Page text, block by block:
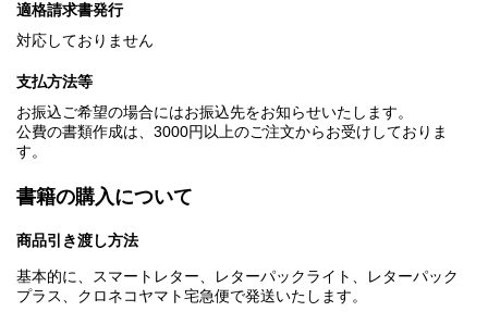
適格請求書発行
対応しておりません
支払方法等
お振込ご希望の場合にはお振込先をお知らせいたします。
公費の書類作成は、3000円以上のご注文からお受けしておりま
す。
書籍の購入について
商品引き渡し方法
基本的に、スマートレター、レターパックライト、レターパック
プラス、クロネコヤマト宅急便で発送いたします。